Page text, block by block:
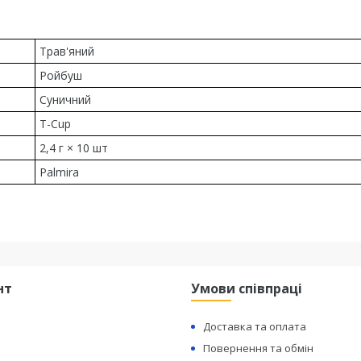
Трав'яний
Ройбуш
Суничний
T-Cup
2,4 г × 10 шт
Palmira
Умови співпраці
Доставка та оплата
Повернення та обмін